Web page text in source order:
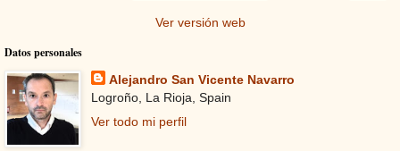
Ver versión web
Datos personales
Alejandro San Vicente Navarro
Logroño, La Rioja, Spain
Ver todo mi perfil